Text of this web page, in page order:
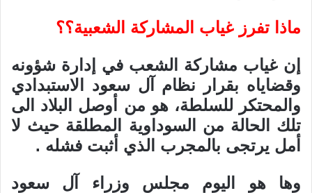
ماذا تفرز غياب المشاركة الشعبية؟؟
إن غياب مشاركة الشعب في إدارة شؤونه
وقضاياه بقرار نظام آل سعود الاستبدادي
والمحتكر للسلطة، هو من أوصل البلاد الى
تلك الحالة من السوداوية المطلقة حيث لا
أمل يرتجى بالمجرب الذي أثبت فشله .
وها هو اليوم مجلس وزراء آل سعود